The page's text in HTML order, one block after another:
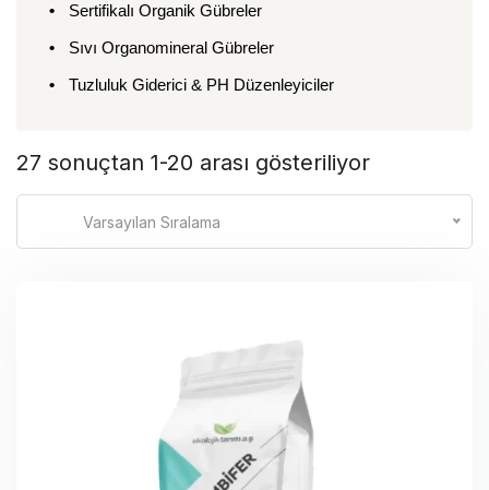
Sertifikalı Organik Gübreler
Sıvı Organomineral Gübreler
Tuzluluk Giderici & PH Düzenleyiciler
27 sonuçtan 1-20 arası gösteriliyor
Varsayılan Sıralama